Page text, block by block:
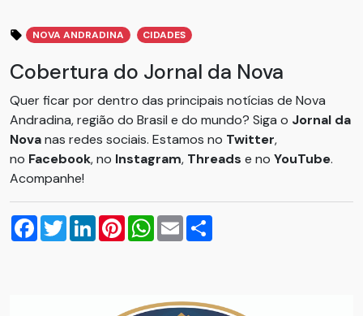
NOVA ANDRADINA CIDADES
Cobertura do Jornal da Nova
Quer ficar por dentro das principais notícias de Nova
Andradina, região do Brasil e do mundo? Siga o Jornal da
Novanas redes sociais. Estamos no Twitter,
no Facebook, no Instagram, Threads e no YouTube.
Acompanhe!
Facebook
TwitterLinkedInPinterestWhatsApp
Email